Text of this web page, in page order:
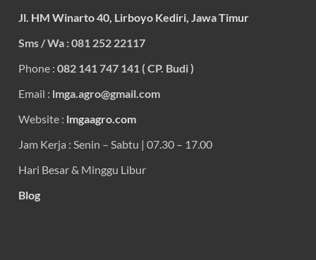
Jl. HM Winarto 40, Lirboyo Kediri, Jawa Timur
Sms / Wa : 081 252 22117
Phone : 082 141 747 141 ( CP. Budi )
Email : lmga.agro@gmail.com
Website : lmgaagro.com
Jam Kerja : Senin – Sabtu | 07.30 – 17.00
Hari Besar & Minggu Libur
Blog